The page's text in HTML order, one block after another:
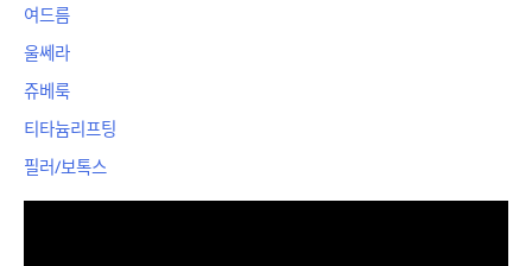
여드름
울쎄라
쥬베룩
티타늄리프팅
필러/보톡스